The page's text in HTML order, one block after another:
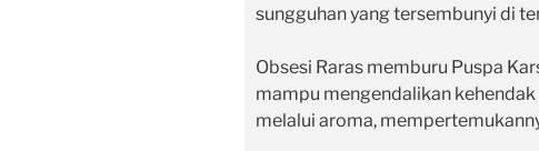
sungguhan yang tersembunyi di
Obsesi Raras memburu Puspa
mampu mengendalikan
melalui aroma,